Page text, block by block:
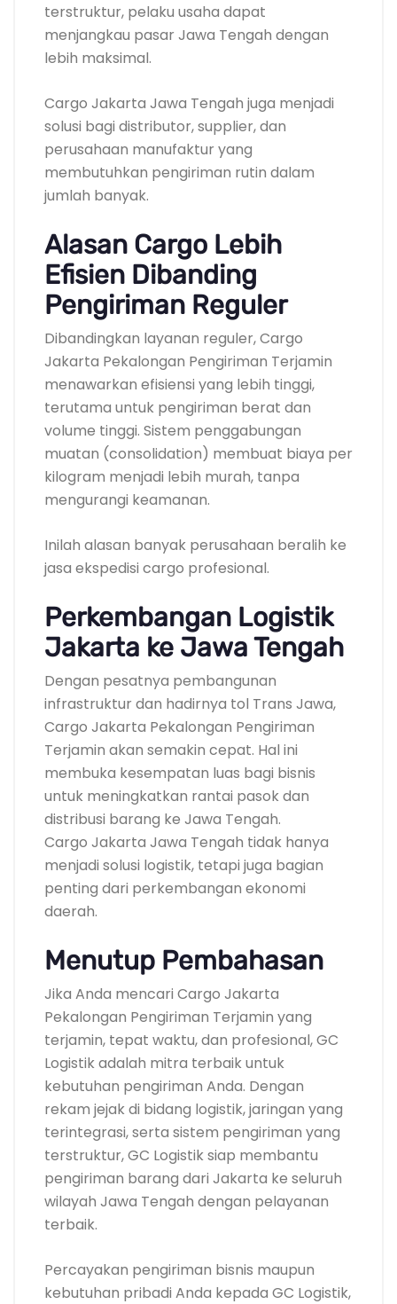
terstruktur, pelaku usaha dapat
menjangkau pasar Jawa Tengah dengan
lebih maksimal.
Cargo Jakarta Jawa Tengah juga menjadi
solusi bagi distributor, supplier, dan
perusahaan manufaktur yang
membutuhkan pengiriman rutin dalam
jumlah banyak.
Alasan Cargo Lebih
Efisien Dibanding
Pengiriman Reguler
Dibandingkan layanan reguler, Cargo
Jakarta Pekalongan Pengiriman Terjamin
menawarkan efisiensi yang lebih tinggi,
terutama untuk pengiriman berat dan
volume tinggi. Sistem penggabungan
muatan (consolidation) membuat biaya per
kilogram menjadi lebih murah, tanpa
mengurangi keamanan.
Inilah alasan banyak perusahaan beralih ke
jasa ekspedisi cargo profesional.
Perkembangan Logistik
Jakarta ke Jawa Tengah
Dengan pesatnya pembangunan
infrastruktur dan hadirnya tol Trans Jawa,
Cargo Jakarta Pekalongan Pengiriman
Terjamin akan semakin cepat. Hal ini
membuka kesempatan luas bagi bisnis
untuk meningkatkan rantai pasok dan
distribusi barang ke Jawa Tengah.
Cargo Jakarta Jawa Tengah tidak hanya
menjadi solusi logistik, tetapi juga bagian
penting dari perkembangan ekonomi
daerah.
Menutup Pembahasan
Jika Anda mencari Cargo Jakarta
Pekalongan Pengiriman Terjamin yang
terjamin, tepat waktu, dan profesional, GC
Logistik adalah mitra terbaik untuk
kebutuhan pengiriman Anda. Dengan
rekam jejak di bidang logistik, jaringan yang
terintegrasi, serta sistem pengiriman yang
terstruktur, GC Logistik siap membantu
pengiriman barang dari Jakarta ke seluruh
wilayah Jawa Tengah dengan pelayanan
terbaik.
Percayakan pengiriman bisnis maupun
kebutuhan pribadi Anda kepada GC Logistik,